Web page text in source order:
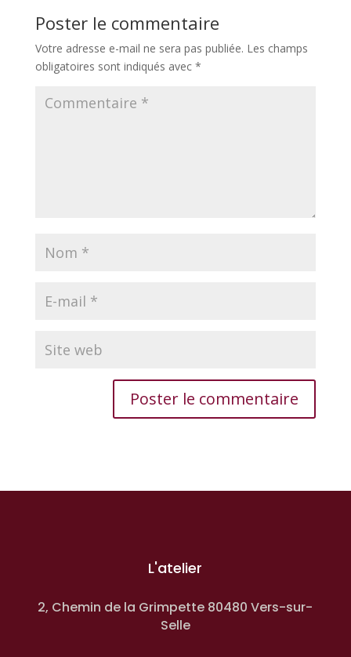
Poster le commentaire
Votre adresse e-mail ne sera pas publiée. Les champs
obligatoires sont indiqués avec *
L'atelier
2, Chemin de la Grimpette 80480 Vers-sur-
Selle